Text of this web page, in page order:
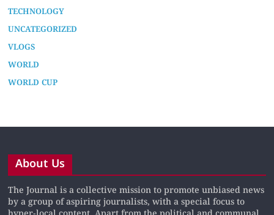
TECHNOLOGY
UNCATEGORIZED
VLOGS
WORLD
WORLD CUP
About Us
The Journal is a collective mission to promote unbiased news
by a group of aspiring journalists, with a special focus to